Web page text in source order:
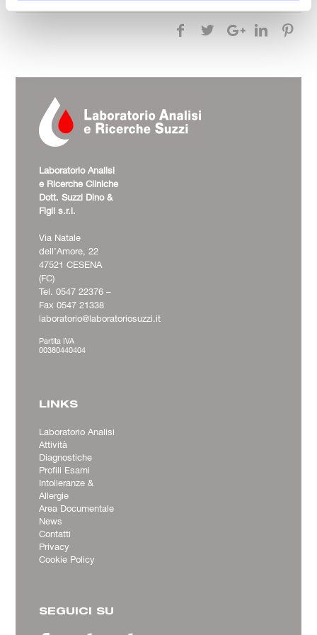
Laboratorio Analisi
e Ricerche Cliniche
Dott. Suzzi Dino &
Figli s.r.l.
Via Natale
dell’Amore, 22
47521 CESENA
(FC)
Tel. 0547 22376 –
Fax 0547 21338
laboratorio@laboratoriosuzzi.it
Partita IVA
00380440404
LINKS
Laboratorio Analisi
Attività
Diagnostiche
Profili Esami
Intolleranze &
Allergie
Area Documentale
News
Contatti
Privacy
Cookie Policy
SEGUICI SU